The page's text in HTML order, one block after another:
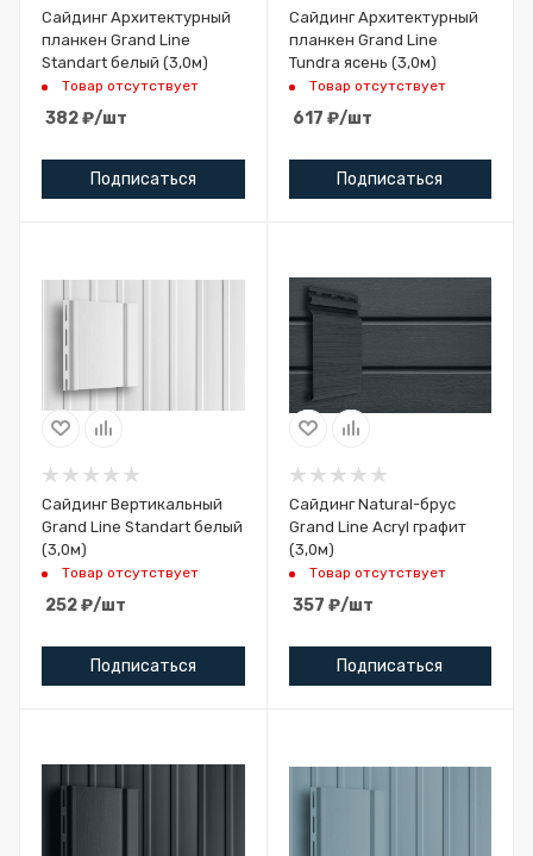
Сайдинг Архитектурный
планкен Grand Line
Standart белый (3,0м)
Товар отсутствует
382₽/шт
Подписаться
Сайдинг Архитектурный
планкен Grand Line
Tundra ясень (3,0м)
Товар отсутствует
617 ₽/шт
Подписаться
Сайдинг Вертикальный
Grand Line Standart белый
(3,0м)
Товар отсутствует
252₽/шт
Подписаться
Сайдинг Natural-брус
Grand Line Acryl графит
(3,0м)
Товар отсутствует
357 ₽/шт
Подписаться